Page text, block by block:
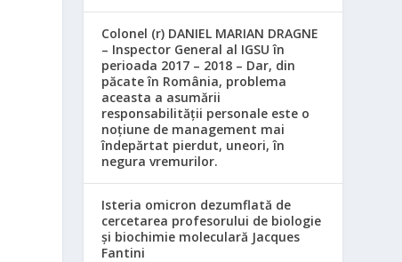
Colonel (r) DANIEL MARIAN DRAGNE
– Inspector General al IGSU în
perioada 2017 – 2018 – Dar, din
păcate în România, problema
aceasta a asumării
responsabilităţii personale este o
noţiune de management mai
îndepărtat pierdut, uneori, în
negura vremurilor.
Isteria omicron dezumflată de
cercetarea profesorului de biologie
și biochimie moleculară Jacques
Fantini